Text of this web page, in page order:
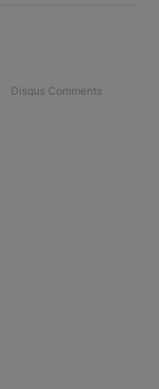
Disqus Comments